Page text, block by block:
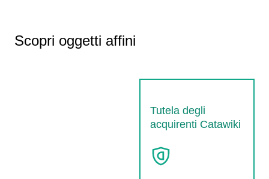
Scopri oggetti affini
Tutela degli
acquirenti Catawiki